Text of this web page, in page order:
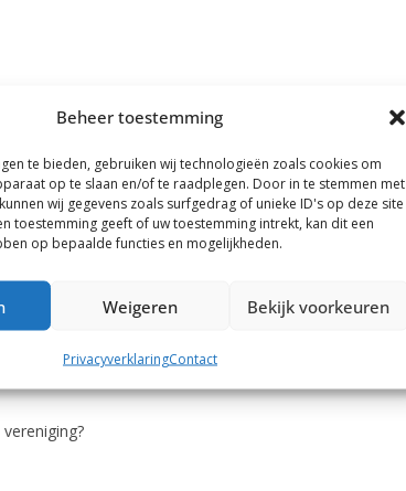
Beheer toestemming
te bieden, gebruiken wij technologieën zoals cookies om
op te slaan en/of te raadplegen. Door in te stemmen met
wij gegevens zoals surfgedrag of unieke ID's op deze site
toestemming geeft of uw toestemming intrekt, kan dit een
op bepaalde functies en mogelijkheden.
Weigeren Bekijk voorkeuren
PrivacyverklaringContact